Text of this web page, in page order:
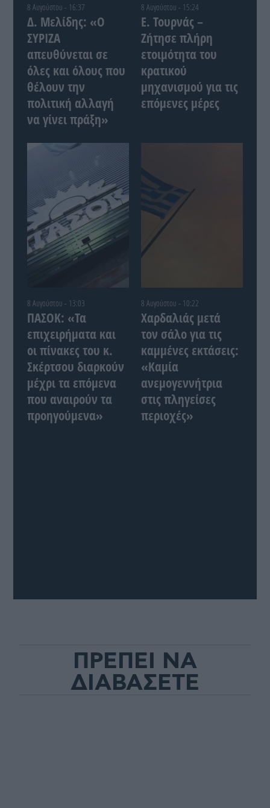
8 Αυγούστου - 16:37
Δ. Μελίδης: «Ο
ΣΥΡΙΖΑ
απευθύνεται σε
όλες και όλους που
θέλουν την
πολιτική αλλαγή
να γίνει πράξη»
8 Αυγούστου - 15:24
Ε. Τουρνάς –
Ζήτησε πλήρη
ετοιμότητα του
κρατικού
μηχανισμού για τις
επόμενες μέρες
8 Αυγούστου - 13:03
ΠΑΣΟΚ: «Τα
επιχειρήματα και
οι πίνακες του κ.
Σκέρτσου διαρκούν
μέχρι τα επόμενα
που αναιρούν τα
προηγούμενα»
8 Αυγούστου - 10:22
Χαρδαλιάς μετά
τον σάλο για τις
καμμένες εκτάσεις:
«Καμία
ανεμογεννήτρια
στις πληγείσες
περιοχές»
ΠΡΕΠΕΙ ΝΑ
ΔΙΑΒΑΣΕΤΕ